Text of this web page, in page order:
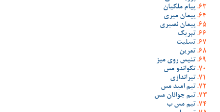
پیام ملکیان
پیمان میری
پیمان نصیری
تبریک
تسلیت
تمرین
تنیس روی میز
تکواندو مس
تیراندازی
تیم امید مس
تیم جوانان مس
تیم مس ب